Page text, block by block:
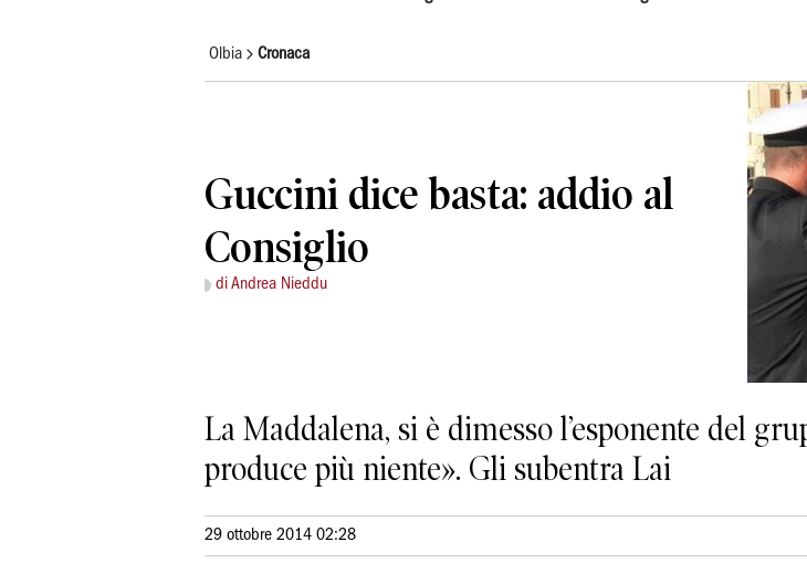
Olbia Cronaca
Guccini dice basta: addio al
Consiglio
di Andrea Nieddu
La Maddalena, si è dimesso l’esponente del
produce più niente». Gli subentra Lai
29 ottobre 2014 02:28